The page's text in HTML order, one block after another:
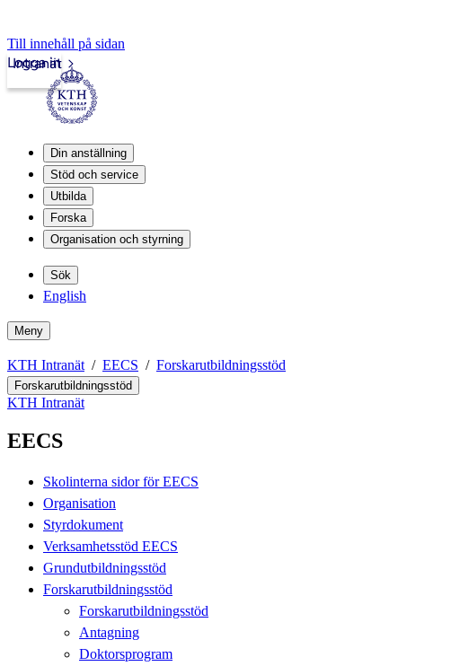
Till innehåll på sidan
Intranät
Logga in
Din anställning
Stöd och service
Utbilda
Forska
Organisation och styrning
Sök
English
Meny
KTH Intranät EECS Forskarutbildningsstöd
Forskarutbildningsstöd
KTH Intranät
EECS
Skolinterna sidor för EECS
Organisation
Styrdokument
Verksamhetsstöd EECS
Grundutbildningsstöd
Forskarutbildningsstöd
Forskarutbildningsstöd
Antagning
Doktorsprogram